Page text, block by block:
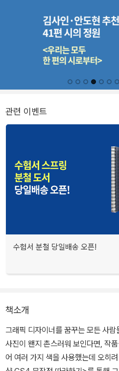
관련 이벤트
수험서 분철 당일배송 오픈!
책소개
그래픽 디자이너를 꿈꾸는 모든 사
사진이 왠지 촌스러워 보인다면, 작
어 여러 가지 색을 사용했는데 오히